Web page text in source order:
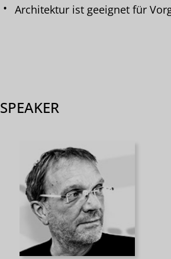
Architektur ist geeignet für
SPEAKER